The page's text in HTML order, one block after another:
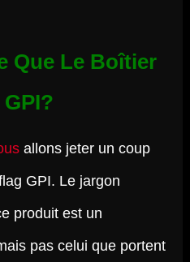
Que Le Boîtier
allons jeter un coup
GPI. Le jargon
produit est un
pas celui que portent